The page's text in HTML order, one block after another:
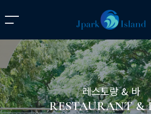
레스토랑 & 바
RESTAURANT &